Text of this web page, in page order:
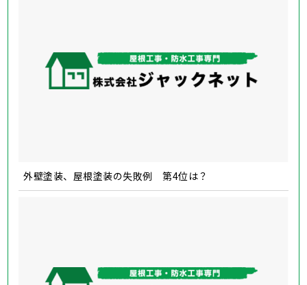
外壁塗装、屋根塗装の失敗例 第4位は？